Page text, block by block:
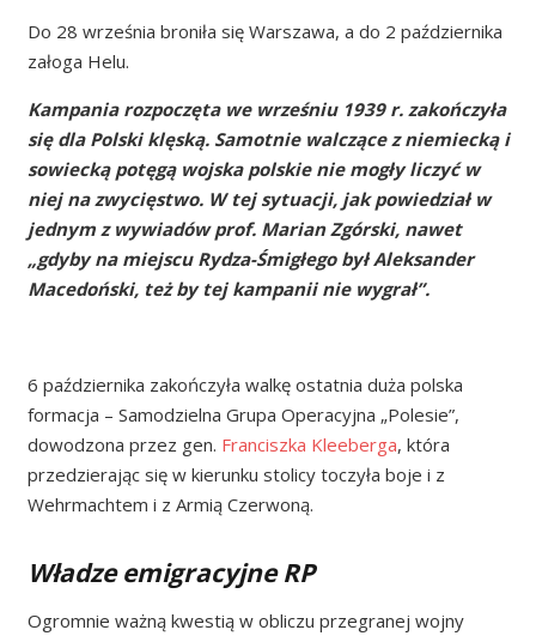
Do 28 września broniła się Warszawa, a do 2 października
załoga Helu.
Kampania rozpoczęta we wrześniu 1939 r. zakończyła
się dla Polski klęską. Samotnie walczące z niemiecką i
sowiecką potęgą wojska polskie nie mogły liczyć w
niej na zwycięstwo. W tej sytuacji, jak powiedział w
jednym z wywiadów prof. Marian Zgórski, nawet
„gdyby na miejscu Rydza-Śmigłego był Aleksander
Macedoński, też by tej kampanii nie wygrał”.
6 października zakończyła walkę ostatnia duża polska
formacja – Samodzielna Grupa Operacyjna „Polesie”,
dowodzona przez gen. Franciszka Kleeberga, która
przedzierając się w kierunku stolicy toczyła boje i z
Wehrmachtem i z Armią Czerwoną.
Władze emigracyjne RP
Ogromnie ważną kwestią w obliczu przegranej wojny